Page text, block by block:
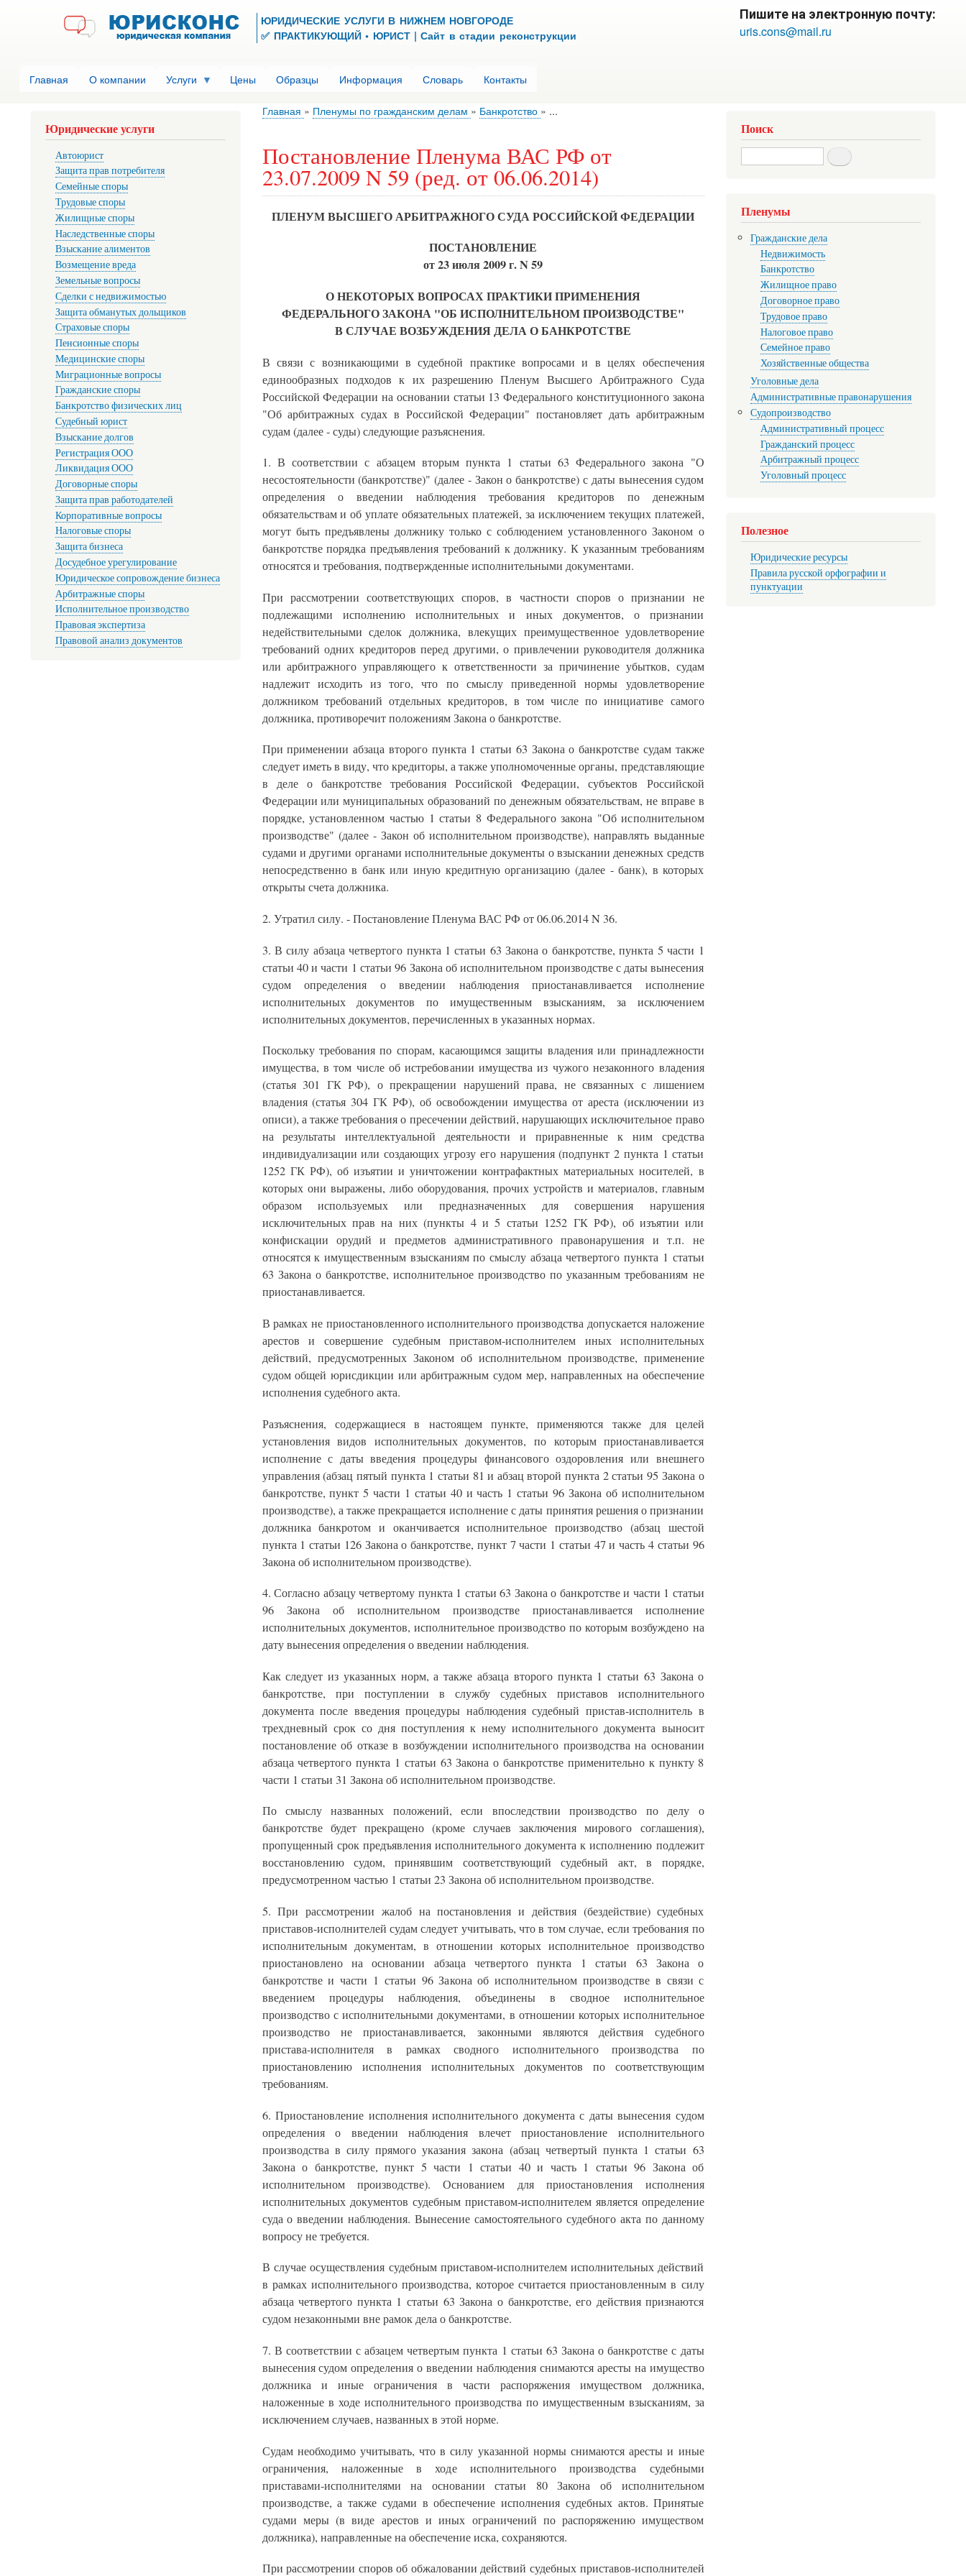
к
основному
ЮРИДИЧЕСКИЕ УСЛУГИ В НИЖНЕМ НОВГОРОДЕ
✅ ПРАКТИКУЮЩИЙ • ЮРИСТ | Сайт в стадии реконструкции
Пишите на электронную почту:
uris.cons@mail.ru
Главная О компании Услуги Цены Образцы Информация Словарь Контакты
Главная Пленумы по гражданским делам Банкротство ...
Постановление Пленума ВАС РФ от
23.07.2009 N 59 (ред. от 06.06.2014)
ПЛЕНУМ ВЫСШЕГО АРБИТРАЖНОГО СУДА РОССИЙСКОЙ ФЕДЕРАЦИИ
ПОСТАНОВЛЕНИЕ
от 23 июля 2009 г. N 59
О НЕКОТОРЫХ ВОПРОСАХ ПРАКТИКИ ПРИМЕНЕНИЯ
ФЕДЕРАЛЬНОГО ЗАКОНА "ОБ ИСПОЛНИТЕЛЬНОМ ПРОИЗВОДСТВЕ"
В СЛУЧАЕ ВОЗБУЖДЕНИЯ ДЕЛА О БАНКРОТСТВЕ
В связи с возникающими в судебной практике вопросами и в целях обеспечения
единообразных подходов к их разрешению Пленум Высшего Арбитражного Суда
Российской Федерации на основании статьи 13 Федерального конституционного закона
"Об арбитражных судах в Российской Федерации" постановляет дать арбитражным
судам (далее - суды) следующие разъяснения.
1. В соответствии с абзацем вторым пункта 1 статьи 63 Федерального закона "О
несостоятельности (банкротстве)" (далее - Закон о банкротстве) с даты вынесения судом
определения о введении наблюдения требования кредиторов по денежным
обязательствам и об уплате обязательных платежей, за исключением текущих платежей,
могут быть предъявлены должнику только с соблюдением установленного Законом о
банкротстве порядка предъявления требований к должнику. К указанным требованиям
относятся и требования, подтвержденные исполнительными документами.
При рассмотрении соответствующих споров, в частности споров о признании не
подлежащими исполнению исполнительных и иных документов, о признании
недействительными сделок должника, влекущих преимущественное удовлетворение
требований одних кредиторов перед другими, о привлечении руководителя должника
или арбитражного управляющего к ответственности за причинение убытков, судам
надлежит исходить из того, что по смыслу приведенной нормы удовлетворение
должником требований отдельных кредиторов, в том числе по инициативе самого
должника, противоречит положениям Закона о банкротстве.
При применении абзаца второго пункта 1 статьи 63 Закона о банкротстве судам также
следует иметь в виду, что кредиторы, а также уполномоченные органы, представляющие
в деле о банкротстве требования Российской Федерации, субъектов Российской
Федерации или муниципальных образований по денежным обязательствам, не вправе в
порядке, установленном частью 1 статьи 8 Федерального закона "Об исполнительном
производстве" (далее - Закон об исполнительном производстве), направлять выданные
судами и другими органами исполнительные документы о взыскании денежных средств
непосредственно в банк или иную кредитную организацию (далее - банк), в которых
открыты счета должника.
2. Утратил силу. - Постановление Пленума ВАС РФ от 06.06.2014 N 36.
3. В силу абзаца четвертого пункта 1 статьи 63 Закона о банкротстве, пункта 5 части 1
статьи 40 и части 1 статьи 96 Закона об исполнительном производстве с даты вынесения
судом определения о введении наблюдения приостанавливается исполнение
исполнительных документов по имущественным взысканиям, за исключением
исполнительных документов, перечисленных в указанных нормах.
Поскольку требования по спорам, касающимся защиты владения или принадлежности
имущества, в том числе об истребовании имущества из чужого незаконного владения
(статья 301 ГК РФ), о прекращении нарушений права, не связанных с лишением
владения (статья 304 ГК РФ), об освобождении имущества от ареста (исключении из
описи), а также требования о пресечении действий, нарушающих исключительное право
на результаты интеллектуальной деятельности и приравненные к ним средства
индивидуализации или создающих угрозу его нарушения (подпункт 2 пункта 1 статьи
1252 ГК РФ), об изъятии и уничтожении контрафактных материальных носителей, в
которых они выражены, либо оборудования, прочих устройств и материалов, главным
образом используемых или предназначенных для совершения нарушения
исключительных прав на них (пункты 4 и 5 статьи 1252 ГК РФ), об изъятии или
конфискации орудий и предметов административного правонарушения и т.п. не
относятся к имущественным взысканиям по смыслу абзаца четвертого пункта 1 статьи
63 Закона о банкротстве, исполнительное производство по указанным требованиям не
приостанавливается.
В рамках не приостановленного исполнительного производства допускается наложение
арестов и совершение судебным приставом-исполнителем иных исполнительных
действий, предусмотренных Законом об исполнительном производстве, применение
судом общей юрисдикции или арбитражным судом мер, направленных на обеспечение
исполнения судебного акта.
Разъяснения, содержащиеся в настоящем пункте, применяются также для целей
установления видов исполнительных документов, по которым приостанавливается
исполнение с даты введения процедуры финансового оздоровления или внешнего
управления (абзац пятый пункта 1 статьи 81 и абзац второй пункта 2 статьи 95 Закона о
банкротстве, пункт 5 части 1 статьи 40 и часть 1 статьи 96 Закона об исполнительном
производстве), а также прекращается исполнение с даты принятия решения о признании
должника банкротом и оканчивается исполнительное производство (абзац шестой
пункта 1 статьи 126 Закона о банкротстве, пункт 7 части 1 статьи 47 и часть 4 статьи 96
Закона об исполнительном производстве).
4. Согласно абзацу четвертому пункта 1 статьи 63 Закона о банкротстве и части 1 статьи
96 Закона об исполнительном производстве приостанавливается исполнение
исполнительных документов, исполнительное производство по которым возбуждено на
дату вынесения определения о введении наблюдения.
Как следует из указанных норм, а также абзаца второго пункта 1 статьи 63 Закона о
банкротстве, при поступлении в службу судебных приставов исполнительного
документа после введения процедуры наблюдения судебный пристав-исполнитель в
трехдневный срок со дня поступления к нему исполнительного документа выносит
постановление об отказе в возбуждении исполнительного производства на основании
абзаца четвертого пункта 1 статьи 63 Закона о банкротстве применительно к пункту 8
части 1 статьи 31 Закона об исполнительном производстве.
По смыслу названных положений, если впоследствии производство по делу о
банкротстве будет прекращено (кроме случаев заключения мирового соглашения),
пропущенный срок предъявления исполнительного документа к исполнению подлежит
восстановлению судом, принявшим соответствующий судебный акт, в порядке,
предусмотренном частью 1 статьи 23 Закона об исполнительном производстве.
5. При рассмотрении жалоб на постановления и действия (бездействие) судебных
приставов-исполнителей судам следует учитывать, что в том случае, если требования по
исполнительным документам, в отношении которых исполнительное производство
приостановлено на основании абзаца четвертого пункта 1 статьи 63 Закона о
банкротстве и части 1 статьи 96 Закона об исполнительном производстве в связи с
введением процедуры наблюдения, объединены в сводное исполнительное
производство с исполнительными документами, в отношении которых исполнительное
производство не приостанавливается, законными являются действия судебного
пристава-исполнителя в рамках сводного исполнительного производства по
приостановлению исполнения исполнительных документов по соответствующим
требованиям.
6. Приостановление исполнения исполнительного документа с даты вынесения судом
определения о введении наблюдения влечет приостановление исполнительного
производства в силу прямого указания закона (абзац четвертый пункта 1 статьи 63
Закона о банкротстве, пункт 5 части 1 статьи 40 и часть 1 статьи 96 Закона об
исполнительном производстве). Основанием для приостановления исполнения
исполнительных документов судебным приставом-исполнителем является определение
суда о введении наблюдения. Вынесение самостоятельного судебного акта по данному
вопросу не требуется.
В случае осуществления судебным приставом-исполнителем исполнительных действий
в рамках исполнительного производства, которое считается приостановленным в силу
абзаца четвертого пункта 1 статьи 63 Закона о банкротстве, его действия признаются
судом незаконными вне рамок дела о банкротстве.
7. В соответствии с абзацем четвертым пункта 1 статьи 63 Закона о банкротстве с даты
вынесения судом определения о введении наблюдения снимаются аресты на имущество
должника и иные ограничения в части распоряжения имуществом должника,
наложенные в ходе исполнительного производства по имущественным взысканиям, за
исключением случаев, названных в этой норме.
Судам необходимо учитывать, что в силу указанной нормы снимаются аресты и иные
ограничения, наложенные в ходе исполнительного производства судебными
приставами-исполнителями на основании статьи 80 Закона об исполнительном
производстве, а также судами в обеспечение исполнения судебных актов. Принятые
судами меры (в виде арестов и иных ограничений по распоряжению имуществом
должника), направленные на обеспечение иска, сохраняются.
При рассмотрении споров об обжаловании действий судебных приставов-исполнителей
Юридические услуги
Автоюрист
Защита прав потребителя
Семейные споры
Трудовые споры
Жилищные споры
Наследственные споры
Взыскание алиментов
Возмещение вреда
Земельные вопросы
Сделки с недвижимостью
Защита обманутых дольщиков
Страховые споры
Пенсионные споры
Медицинские споры
Миграционные вопросы
Гражданские споры
Банкротство физических лиц
Судебный юрист
Взыскание долгов
Регистрация ООО
Ликвидация ООО
Договорные споры
Защита прав работодателей
Корпоративные вопросы
Налоговые споры
Защита бизнеса
Досудебное урегулирование
Юридическое сопровождение бизнеса
Арбитражные споры
Исполнительное производство
Правовая экспертиза
Правовой анализ документов
Поиск
Search
Пленумы
Гражданские дела
Недвижимость
Банкротство
Жилищное право
Договорное право
Трудовое право
Налоговое право
Семейное право
Хозяйственные общества
Уголовные дела
Административные правонарушения
Судопроизводство
Административный процесс
Гражданский процесс
Арбитражный процесс
Уголовный процесс
Полезное
Юридические ресурсы
Правила русской орфографии и
пунктуации